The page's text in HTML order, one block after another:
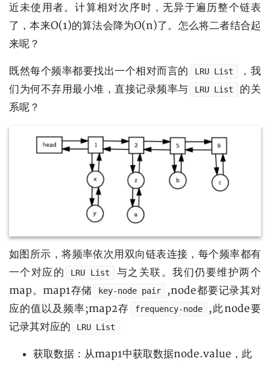
近未使用者。计算相对次序时，无异于遍历整个链表
了，本来O(1)的算法会降为O(n)了。怎么将二者结合起
来呢？
既然每个频率都要找出一个相对而言的 LRU List
，我
们为何不弃用最小堆，直接记录频率与
LRU List
的关
系呢？
如图所示，将频率依次用双向链表连接，每个频率都有
一个对应的
LRU List
与之关联。我们仍要维护两个
map。map1存储
key-node pair
,node都要记录其对
应的值以及频率;map2存
frequency-node
,此node要
记录其对应的
LRU List
获取数据：从map1中获取数据node.value，此